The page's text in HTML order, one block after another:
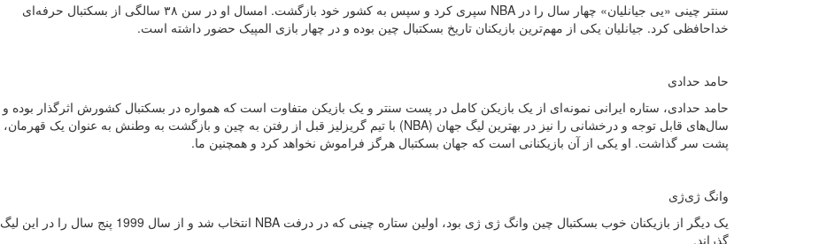
سنتر چینی «یی جیانلیان» چهار سال را در NBA سپری کرد و سپس به کشور خود بازگشت. امسال او در سن ۳۸ سالگی از بسکتبال حرفه‌ای
خداحافظی کرد. جیانلیان یکی از مهم‌ترین بازیکنان تاریخ بسکتبال چین بوده و در چهار بازی المپیک حضور داشته است.
حامد حدادی
حامد حدادی، ستاره ایرانی نمونه‌ای از یک بازیکن کامل در پست سنتر و یک بازیکن متفاوت است که همواره در بسکتبال کشورش اثرگذار بوده و
سال‌های قابل توجه و درخشانی را نیز در بهترین لیگ جهان (NBA) با تیم گریزلیز قبل از رفتن به چین و بازگشت به وطنش به عنوان یک قهرمان،
پشت سر گذاشت. او یکی از آن بازیکنانی است که جهان بسکتبال هرگز فراموش نخواهد کرد و همچنین ما.
وانگ ژی‌ژی
یک دیگر از بازیکنان خوب بسکتبال چین وانگ ژی ژی بود، اولین ستاره چینی که در درفت NBA انتخاب شد و از سال 1999 پنج سال را در این لیگ
گذراند.